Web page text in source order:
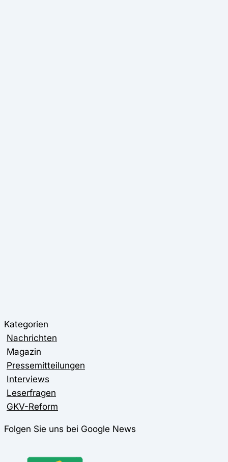
Kategorien
Nachrichten
Magazin
Pressemitteilungen
Interviews
Leserfragen
GKV-Reform
Folgen Sie uns bei Google News